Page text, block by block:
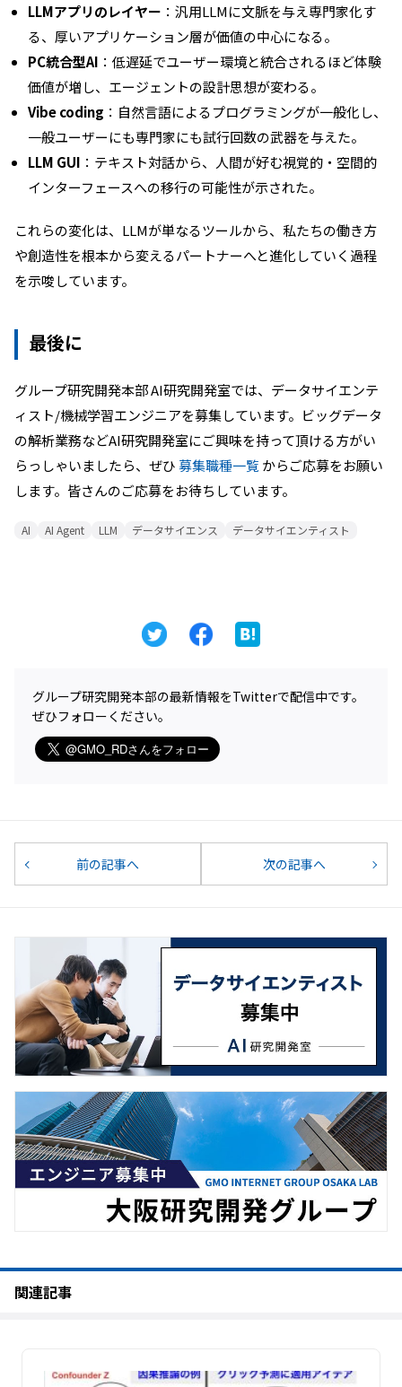
LLMアプリのレイヤー ：汎用LLMに文脈を与え専門家化す
る、厚いアプリケーション層が価値の中心になる。
PC統合型AI ：低遅延でユーザー環境と統合されるほど体験
価値が増し、エージェントの設計思想が変わる。
Vibe coding ：自然言語によるプログラミングが一般化し、
一般ユーザーにも専門家にも試行回数の武器を与えた。
LLM GUI ：テキスト対話から、人間が好む視覚的・空間的
インターフェースへの移行の可能性が示された。
これらの変化は、LLMが単なるツールから、私たちの働き方
や創造性を根本から変えるパートナーへと進化していく過程
を示唆しています。
最後に
グループ研究開発本部 AI研究開発室では、データサイエンテ
ィスト/機械学習エンジニアを募集しています。ビッグデータ
の解析業務などAI研究開発室にご興味を持って頂ける方がい
らっしゃいましたら、ぜひ募集職種一覧 からご応募をお願い
します。皆さんのご応募をお待ちしています。
AI AI Agent LLM データサイエンス データサイエンティスト
グループ研究開発本部の最新情報をTwitterで配信中です。
ぜひフォローください。
前の記事へ 次の記事へ
関連記事